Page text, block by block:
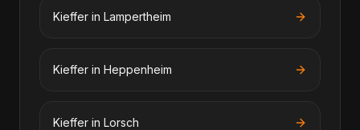
Kieffer in Lampertheim
Kieffer in Heppenheim
Kieffer in Lorsch